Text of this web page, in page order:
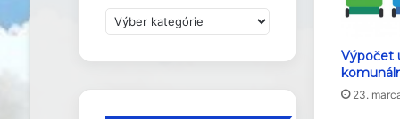
Výpočet
23.
r
p